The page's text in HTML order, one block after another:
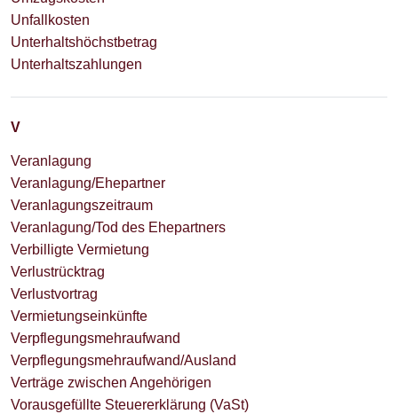
Unfallkosten
Unterhaltshöchstbetrag
Unterhaltszahlungen
V
Veranlagung
Veranlagung/Ehepartner
Veranlagungszeitraum
Veranlagung/Tod des Ehepartners
Verbilligte Vermietung
Verlustrücktrag
Verlustvortrag
Vermietungseinkünfte
Verpflegungsmehraufwand
Verpflegungsmehraufwand/Ausland
Verträge zwischen Angehörigen
Vorausgefüllte Steuererklärung (VaSt)